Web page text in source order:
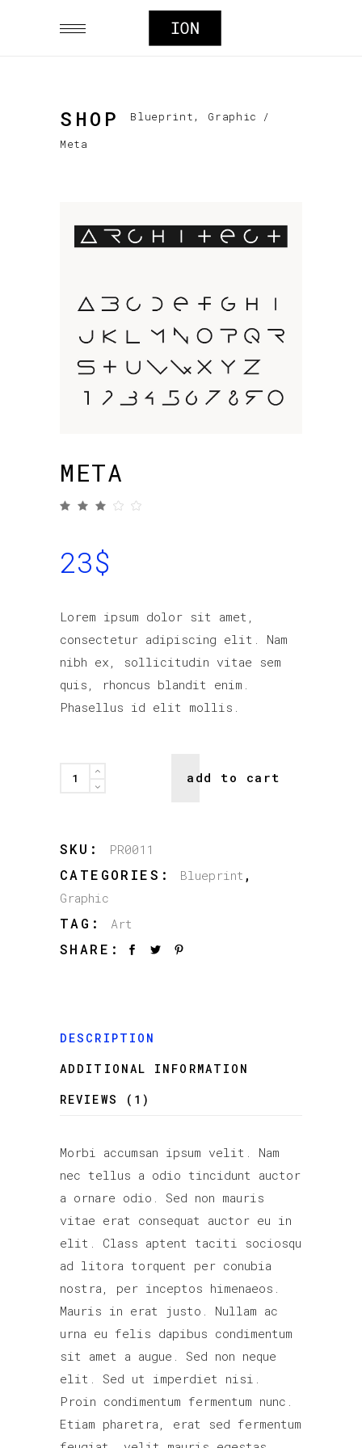
SHOP Blueprint , Graphic
/
Meta
META
23$
Lorem ipsum dolor sit amet,
consectetur adipiscing elit. Nam
nibh ex, sollicitudin vitae sem
quis, rhoncus blandit enim.
Phasellus id elit mollis.
Meta
add to cart
SKU: PR0011
CATEGORIES: Blueprint ,
Graphic
TAG: Art
SHARE:
DESCRIPTION
ADDITIONAL INFORMATION
REVIEWS (1)
Morbi accumsan ipsum velit. Nam
nec tellus a odio tincidunt auctor
a ornare odio. Sed non mauris
vitae erat consequat auctor eu in
elit. Class aptent taciti sociosqu
ad litora torquent per conubia
nostra, per inceptos himenaeos.
Mauris in erat justo. Nullam ac
urna eu felis dapibus condimentum
sit amet a augue. Sed non neque
elit. Sed ut imperdiet nisi.
Proin condimentum fermentum nunc.
Etiam pharetra, erat sed fermentum